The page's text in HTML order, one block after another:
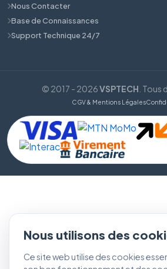
Nous Contacter
Base de Connaissances
Support Technique 24/7
© 2017 - 2026VSPTECH . Tous
CGV & Mentions Légales
Nous utilisons des
Ce site web utilise des cookies